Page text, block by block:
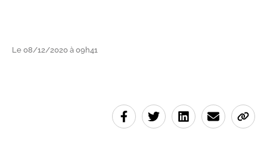
Le 08/12/2020 à 09h41